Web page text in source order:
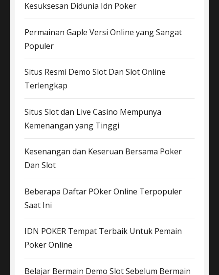
Kesuksesan Didunia Idn Poker
Permainan Gaple Versi Online yang Sangat
Populer
Situs Resmi Demo Slot Dan Slot Online
Terlengkap
Situs Slot dan Live Casino Mempunya
Kemenangan yang Tinggi
Kesenangan dan Keseruan Bersama Poker
Dan Slot
Beberapa Daftar POker Online Terpopuler
Saat Ini
IDN POKER Tempat Terbaik Untuk Pemain
Poker Online
Belajar Bermain Demo Slot Sebelum Bermain